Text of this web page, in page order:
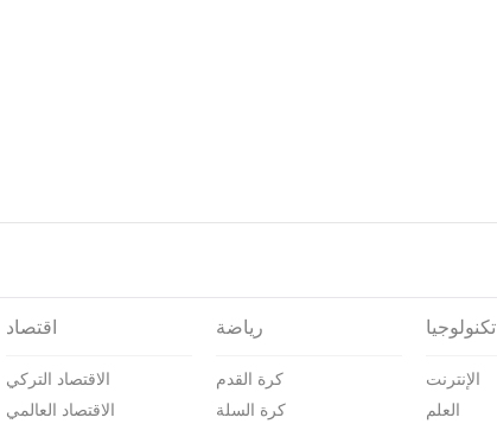
اقتصاد
الاقتصاد التركي
الاقتصاد العالمي
رياضة
كرة القدم
كرة السلة
تكنولوجيا
الإنترنت
العلم